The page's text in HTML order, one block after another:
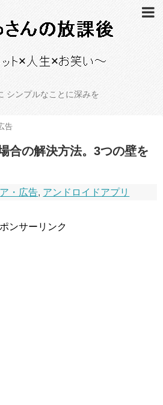
シンプルなことに深みを
告
合の解決方法。3つの壁を
・広告, アンドロイドアプリ
ンサーリンク